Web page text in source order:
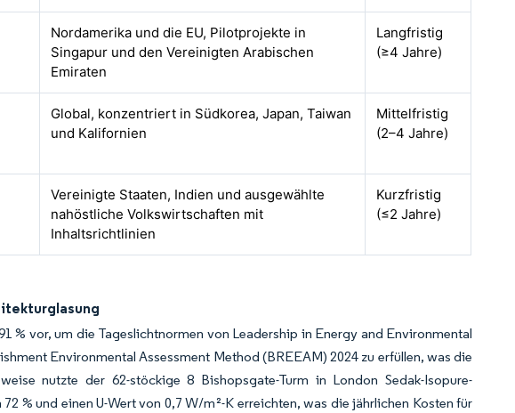
Nordamerika und die EU, Pilotprojekte in
Singapur und den Vereinigten Arabischen
Emiraten
Langfristig
(≥4 Jahre)
Global, konzentriert in Südkorea, Japan, Taiwan
und Kalifornien
Mittelfristig
(2–4 Jahre)
Vereinigte Staaten, Indien und ausgewählte
nahöstliche Volkswirtschaften mit
Inhaltsrichtlinien
Kurzfristig
(≤2 Jahre)
% vor, um die Tageslichtnormen von Leadership in Energy and Environmental
Environmental Assessment Method (BREEAM) 2024 zu erfüllen, was die
nutzte der 62-stöckige 8 Bishopsgate-Turm in London Sedak-Isopure-
% und einen U-Wert von 0,7 W/m²-K erreichten, was die jährlichen Kosten für